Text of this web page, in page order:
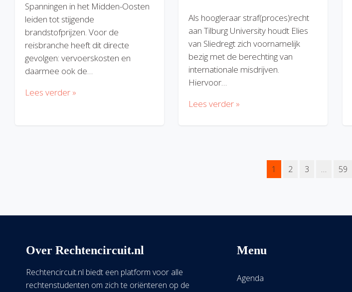
Spanningen in het Midden-Oosten
leiden tot stijgende
brandstofprijzen. Voor de
reisbranche heeft dit directe
gevolgen: vervoerskosten en
daarmee ook de…
Lees verder »
Als hoogleraar straf(proces)recht
aan Tilburg University houdt Elies
van Sliedregt zich voornamelijk
bezig met de berechting van
internationale misdrijven.
Hiervoor…
Lees verder »
1 2 3 … 59
Over Rechtencircuit.nl
Rechtencircuit.nl biedt een platform voor alle
rechtenstudenten om zich te oriënteren op de
Menu
Agenda